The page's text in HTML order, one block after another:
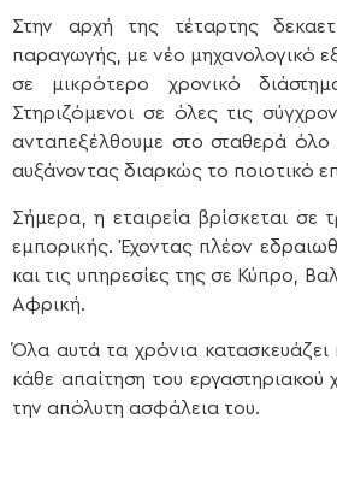
Στην αρχή της τέταρτης
παραγωγής, με νέο μηχανολογικό
σε μικρότερο χρονικό
Στηριζόμενοι σε όλες τις
ανταπεξέλθουμε στο σταθερά όλο
αυξάνοντας διαρκώς το ποιοτικό
Σήμερα, η εταιρεία βρίσκεται
εμπορικής. Έχοντας πλέον
και τις υπηρεσίες της σε Κύπρο,
Αφρική.
Όλα αυτά τα χρόνια κατασκευάζει
κάθε απαίτηση του
την απόλυτη ασφάλεια του.